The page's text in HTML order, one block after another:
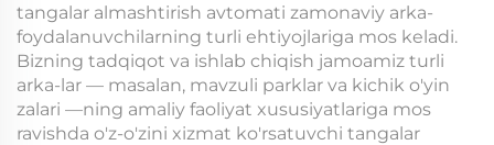
tangalar almashtirish avtomati zamonaviy arka-
foydalanuvchilarning turli ehtiyojlariga mos keladi.
Bizning tadqiqot va ishlab chiqish jamoamiz turli
arka-lar — masalan, mavzuli parklar va kichik o'yin
zalari —ning amaliy faoliyat xususiyatlariga mos
ravishda o'z-o'zini xizmat ko'rsatuvchi tangalar